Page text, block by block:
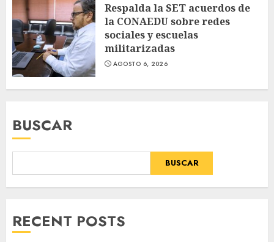
Respalda la SET acuerdos de
la CONAEDU sobre redes
sociales y escuelas
militarizadas
AGOSTO 6, 2026
BUSCAR
BUSCAR
RECENT POSTS